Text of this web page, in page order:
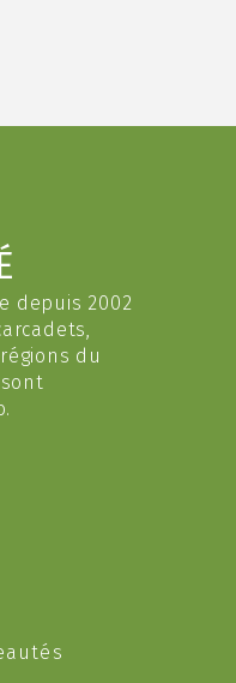
depuis 2002
du